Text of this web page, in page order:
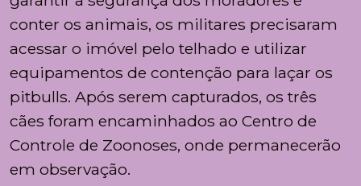
conter os animais, os militares precisaram
acessar o imóvel pelo telhado e utilizar
equipamentos de contenção para laçar os
pitbulls. Após serem capturados, os três
cães foram encaminhados ao Centro de
Controle de Zoonoses, onde permanecerão
em observação.